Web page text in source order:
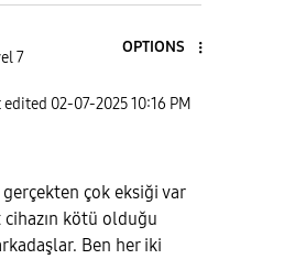
7
OPTIONS
edited ‎02-07-202510:16 PM
çok eksiği var
kötü olduğu
Ben her iki